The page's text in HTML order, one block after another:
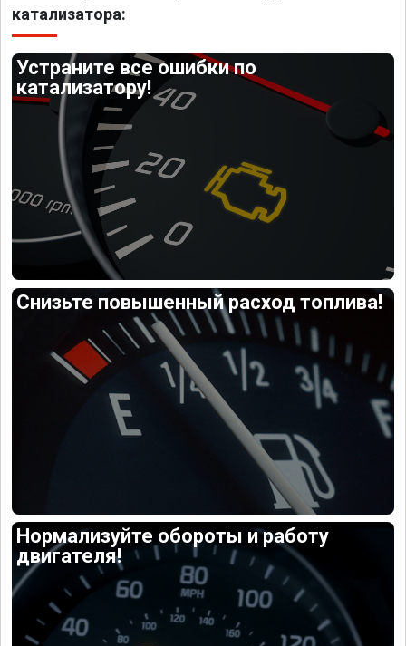
катализатора:
Устраните все ошибки по
катализатору!
Снизьте повышенный расход топлива!
Нормализуйте обороты и работу
двигателя!